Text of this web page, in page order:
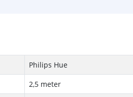
Philips Hue
2,5 meter